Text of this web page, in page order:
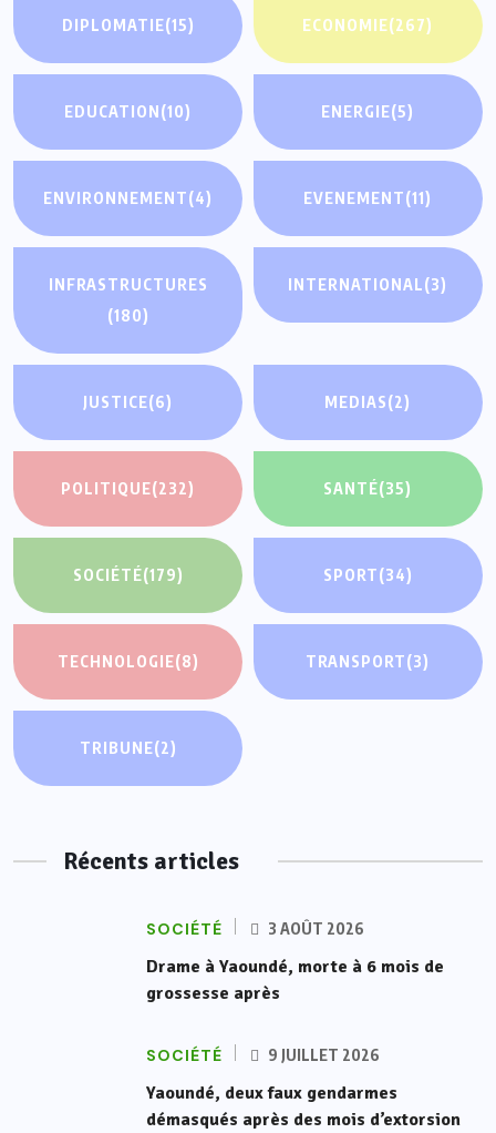
DIPLOMATIE(15) ECONOMIE(267)
EDUCATION(10) ENERGIE(5)
ENVIRONNEMENT(4) EVENEMENT(11)
INFRASTRUCTURES
(180)
INTERNATIONAL(3)
JUSTICE(6) MEDIAS(2)
POLITIQUE(232) SANTÉ(35)
SOCIÉTÉ(179) SPORT(34)
TECHNOLOGIE(8) TRANSPORT(3)
TRIBUNE(2)
Récents articles
SOCIÉTÉ 3 AOÛT 2026
Drame à Yaoundé, morte à 6 mois de
grossesse après
SOCIÉTÉ 9 JUILLET 2026
Yaoundé, deux faux gendarmes
démasqués après des mois d’extorsion